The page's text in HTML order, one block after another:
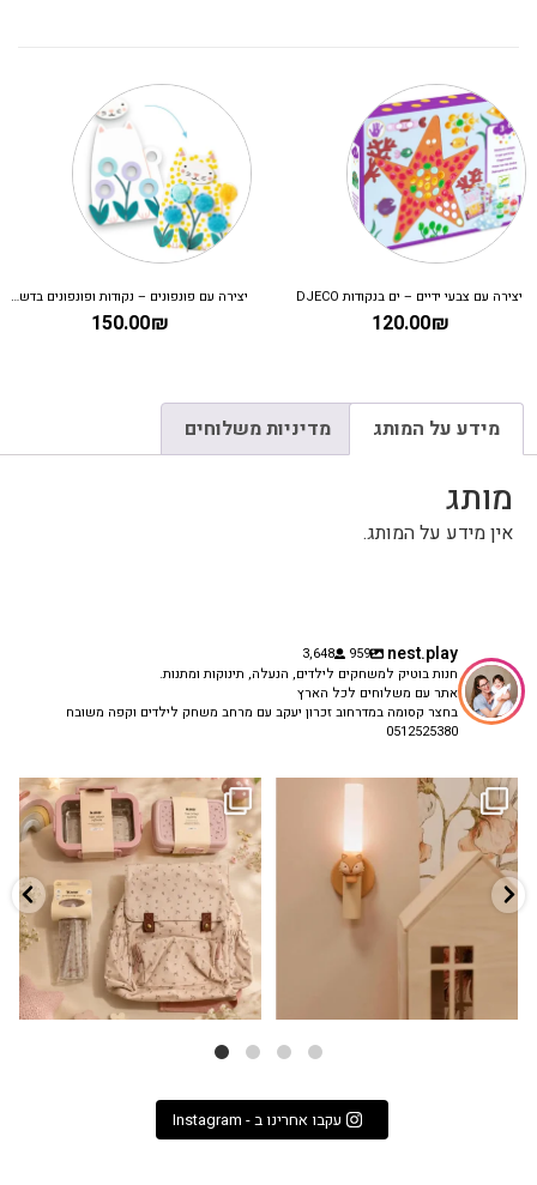
יצירה עם צבעי ידיים – ים בנקודות DJECO
120.00₪
יצירה עם פונפונים – נקודות ופונפונים בדשא DJECO
150.00₪
מידע על המותג מדיניות משלוחים
מותג
אין מידע על המותג.
nest.play
959
3,648
חנות בוטיק למשחקים לילדים, הנעלה, תינוקות ומתנות.
אתר עם משלוחים לכל הארץ
בחצר קסומה במדרחוב זכרון יעקב עם מרחב משחק לילדים וקפה משובח
0512525380
✨ חוזרים למסגרת בסטייל! ✨
הקולקציה החדשה...
9 4
גם פריט עיצובי לחדר, גם מנורת לילה
...
3 0
עקבו אחרינו ב - Instagram